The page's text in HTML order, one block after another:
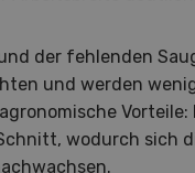
der fehlenden
und werden
Vorteile:
wodurch sich